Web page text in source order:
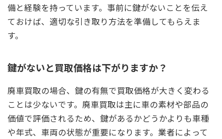
備と経験を持っています。事前に鍵がないことを伝え
ておけば、適切な引き取り方法を準備してもらえま
す。
鍵がないと買取価格は下がりますか？
廃車買取の場合、鍵の有無で買取価格が大きく変わる
ことは少ないです。廃車買取は主に車の素材や部品の
価値で評価されるため、鍵があるかどうかよりも車種
や年式、車両の状態が重要になります。業者によって